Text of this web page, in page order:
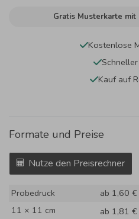
Gratis Musterkarte mit
Kostenlose
Kauf auf
Formate und Preise
Nutze den Preisrechner
Probedruck
ab 1,60 €
11 × 11 cm
ab 1,81 €